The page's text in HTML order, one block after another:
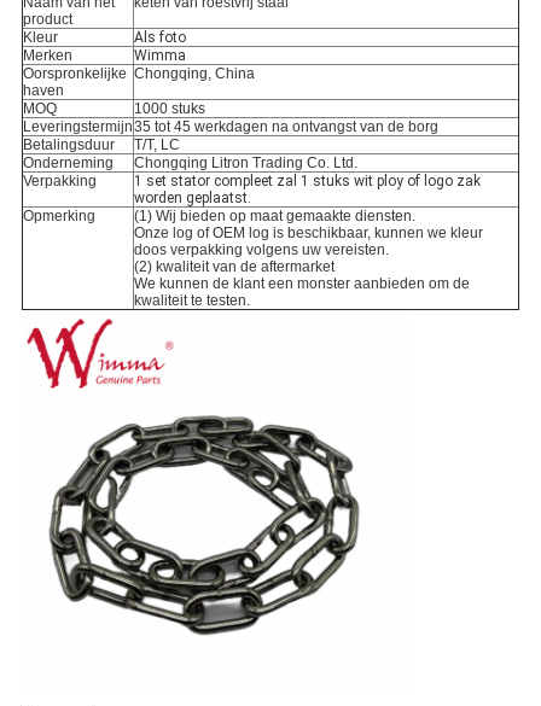
product
Kleur
Als foto
Merken
Wimma
Oorspronkelijke
haven
Chongqing, China
MOQ
1000 stuks
Leveringstermijn35 tot 45 werkdagen na ontvangst van de borg
Betalingsduur
T/T, LC
Onderneming
Chongqing Litron Trading Co. Ltd.
Verpakking
1 set stator compleet zal 1 stuks wit ploy of logo zak
worden geplaatst.
Opmerking
(1) Wij bieden op maat gemaakte diensten.
Onze log of OEM log is beschikbaar, kunnen we kleur
doos verpakking volgens uw vereisten.
(2) kwaliteit van de aftermarket
We kunnen de klant een monster aanbieden om de
kwaliteit te testen.